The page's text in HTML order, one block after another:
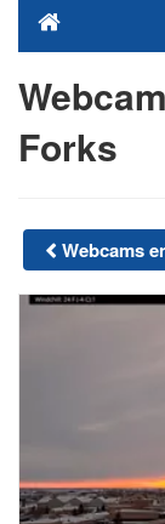
Forks
Webcams